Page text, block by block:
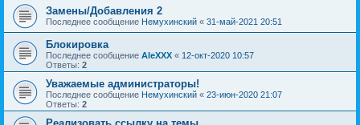
Замены/Добавления 2
Последнее сообщение Немухинский « 31-май-2021 20:51
Блокировка
Последнее сообщение AleXXX « 12-окт-2020 10:57
Ответы: 2
Уважаемые администраторы!
Последнее сообщение Немухинский « 23-июн-2020 21:07
Ответы: 2